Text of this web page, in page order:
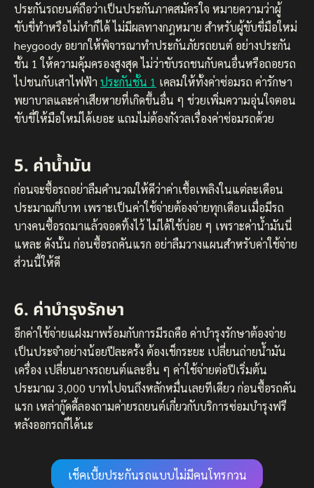
ประกันรถยนต์ถือว่าเป็นประกันภาคสมัครใจ หมายความว่าผู้
ขับขี่ทำหรือไม่ทำก็ได้ ไม่มีผลทางกฎหมาย สำหรับผู้ขับขี่มือใหม่
heygoody อยากให้พิจารณาทำประกันภัยรถยนต์ อย่างประกัน
ชั้น 1 ให้ความคุ้มครองสูงสุด ไม่ว่าขับรถชนกับคนอื่นหรือถอยรถ
ไปชนกับเสาไฟฟ้า ประกันชั้น 1 เคลมให้ทั้งค่าซ่อมรถ ค่ารักษา
พยาบาลและค่าเสียหายที่เกิดขึ้นอื่น ๆ ช่วยเพิ่มความอุ่นใจตอน
ขับขี่ให้มือใหม่ได้เยอะ แถมไม่ต้องกังวลเรื่องค่าซ่อมรถด้วย
5. ค่าน้ำมัน
ก่อนจะซื้อรถอย่าลืมคำนวณให้ดีว่าค่าเชื้อเพลิงในแต่ละเดือน
ประมาณกี่บาท เพราะเป็นค่าใช้จ่ายต้องจ่ายทุกเดือนเมื่อมีรถ
บางคนซื้อรถมาแล้วจอดทิ้งไว้ ไม่ได้ใช้บ่อย ๆ เพราะค่าน้ำมันนี่
แหละ ดังนั้น ก่อนซื้อรถคันแรก อย่าลืมวางแผนสำหรับค่าใช้จ่าย
ส่วนนี้ให้ดี
6. ค่าบำรุงรักษา
อีกค่าใช้จ่ายแฝงมาพร้อมกับการมีรถคือ ค่าบำรุงรักษาต้องจ่าย
เป็นประจำอย่างน้อยปีละครั้ง ต้องเช็กระยะ เปลี่ยนถ่ายน้ำมัน
เครื่อง เปลี่ยนยางรถยนต์และอื่น ๆ ค่าใช้จ่ายต่อปีเริ่มต้น
ประมาณ 3,000 บาทไปจนถึงหลักหมื่นเลยทีเดียว ก่อนซื้อรถคัน
แรก เหล่ากู๊ดดี้ลองถามค่ายรถยนต์เกี่ยวกับบริการซ่อมบำรุงฟรี
หลังออกรถก็ได้นะ
เช็คเบี้ยประกันรถแบบไม่มีคนโทรกวน